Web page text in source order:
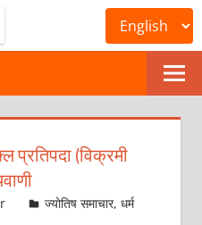
प्रतिपदा (विक्रमी
ज्योतिष समाचार,धर्म